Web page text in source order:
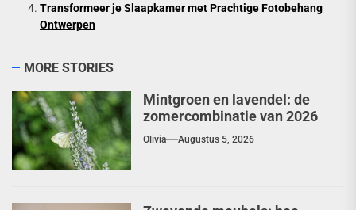
Transformeer je Slaapkamer met Prachtige Fotobehang
Ontwerpen
MORE STORIES
Mintgroen en lavendel: de
zomercombinatie van 2026
Olivia Augustus 5, 2026